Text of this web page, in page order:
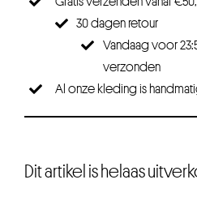
30 dagen retour
Vandaag voor
verzonden
Al onze kleding is
Dit artikel is helaas